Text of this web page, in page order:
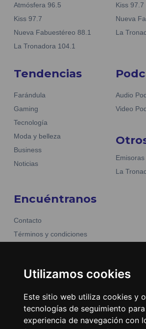
Utilizamos cookies
Este sitio web utiliza cookies y
tecnologías de seguimiento
experiencia de navegación con
Atmósfera 96.5
Kiss 97.7
Nueva Fabuestéreo 88.1
La Tronadora 104.1
Kiss 97.7
Nueva
La
Tendencias
Farándula
Gaming
Tecnología
Moda y belleza
Business
Noticias
Audio
Video
La
Encuéntranos
Contacto
Términos y condiciones
2026©Grupo Emisoras Unidas |